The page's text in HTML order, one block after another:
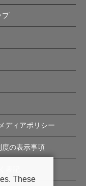
プ
ディアポリシー
の表示事項
These